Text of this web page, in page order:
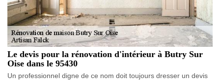
Le devis pour la rénovation d'intérieur à Butry Sur
Oise dans le 95430
Un professionnel digne de ce nom doit toujours dresser un devis